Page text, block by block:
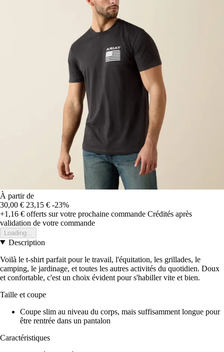
À partir de
30,00 € 23,15 € -23%
+1,16 € offerts sur votre prochaine commande Crédités après
validation de votre commande
Loading...
Description
Voilà le t-shirt parfait pour le travail, l'équitation, les grillades, le
camping, le jardinage, et toutes les autres activités du quotidien. Doux
et confortable, c'est un choix évident pour s'habiller vite et bien.
Taille et coupe
Coupe slim au niveau du corps, mais suffisamment longue pour
être rentrée dans un pantalon
Caractéristiques